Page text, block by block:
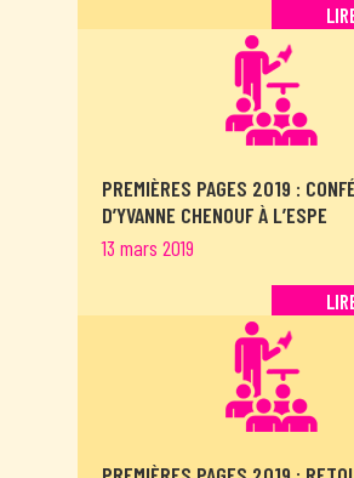
PREMIÈRES PAGES 2019 :
D’YVANNE CHENOUF À L’ESPE
13 mars 2019